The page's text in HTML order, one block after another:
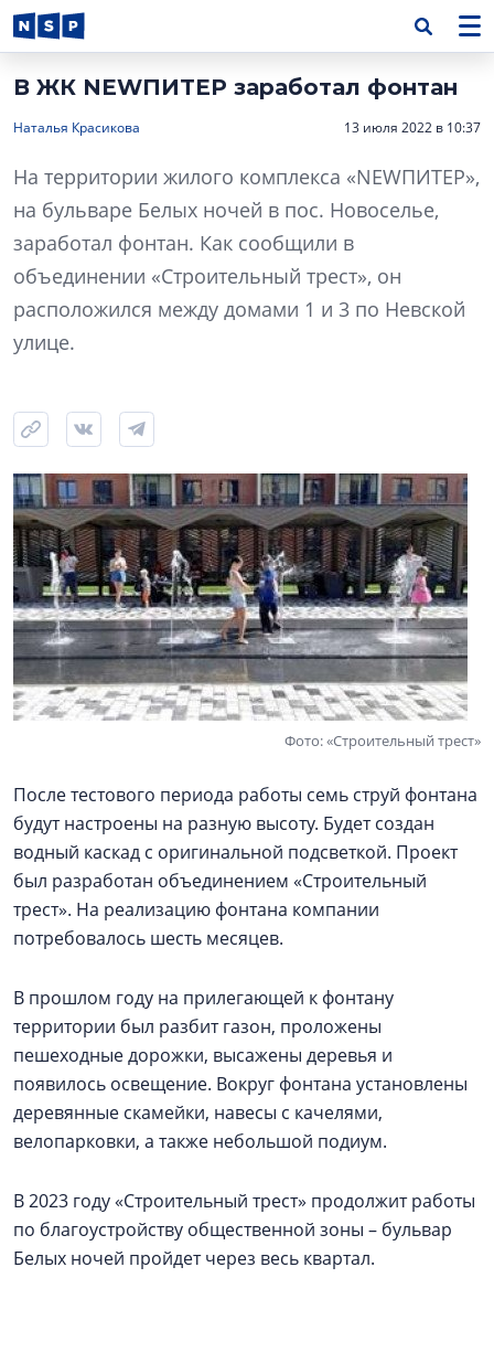
В ЖК NEWПИТЕР заработал фонтан
Наталья Красикова 13 июля 2022 в 10:37
На территории жилого комплекса «NEWПИТЕР»,
на бульваре Белых ночей в пос. Новоселье,
заработал фонтан. Как сообщили в
объединении «Строительный трест», он
расположился между домами 1 и 3 по Невской
улице.
Фото: «Строительный трест»
После тестового периода работы семь струй фонтана
будут настроены на разную высоту. Будет создан
водный каскад с оригинальной подсветкой. Проект
был разработан объединением «Строительный
трест». На реализацию фонтана компании
потребовалось шесть месяцев.
В прошлом году на прилегающей к фонтану
территории был разбит газон, проложены
пешеходные дорожки, высажены деревья и
появилось освещение. Вокруг фонтана установлены
деревянные скамейки, навесы с качелями,
велопарковки, а также небольшой подиум.
В 2023 году «Строительный трест» продолжит работы
по благоустройству общественной зоны – бульвар
Белых ночей пройдет через весь квартал.